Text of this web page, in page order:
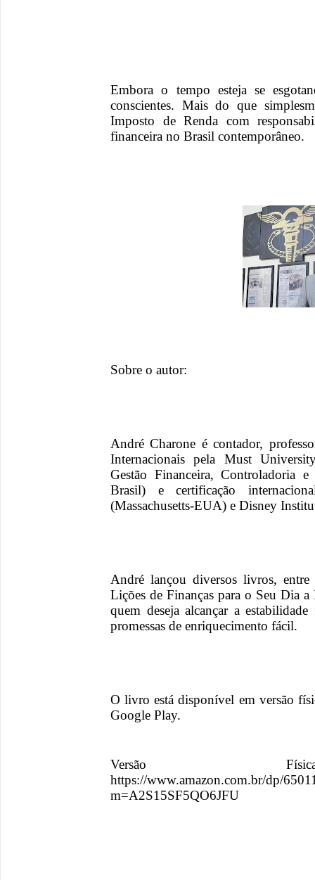
Embora o tempo esteja se
conscientes. Mais do que
Imposto de Renda com
financeira no Brasil contemporâneo.
Sobre o autor:
André Charone é contador,
Internacionais pela Must
Gestão Financeira, Controladoria
Brasil) e certificação
(Massachusetts-EUA) e Disney
André lançou diversos livros,
Lições de Finanças para o Seu Dia
quem deseja alcançar a
promessas de enriquecimento fácil.
O livro está disponível em versão
Google Play.
Versão
https://www.amazon.com.br/dp/
m=A2S15SF5QO6JFU